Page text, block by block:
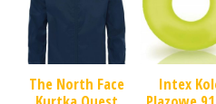
The North Face
Intex